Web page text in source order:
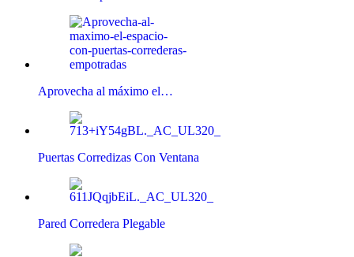
Aprovecha al máximo el…
Puertas Corredizas Con Ventana
Pared Corredera Plegable